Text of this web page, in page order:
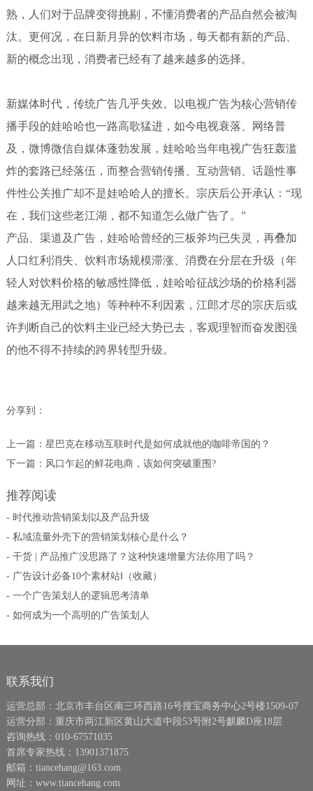
熟，人们对于品牌变得挑剔，不懂消费者的产品自然会被淘
汰。更何况，在日新月异的饮料市场，每天都有新的产品、
新的概念出现，消费者已经有了越来越多的选择。
新媒体时代，传统广告几乎失效。以电视广告为核心营销传
播手段的娃哈哈也一路高歌猛进，如今电视衰落、网络普
及，微博微信自媒体蓬勃发展，娃哈哈当年电视广告狂轰滥
炸的套路已经落伍，而整合营销传播、互动营销、话题性事
件性公关推广却不是娃哈哈人的擅长。宗庆后公开承认：“现
在，我们这些老江湖，都不知道怎么做广告了。”
产品、渠道及广告，娃哈哈曾经的三板斧均已失灵，再叠加
人口红利消失、饮料市场规模滞涨、消费在分层在升级（年
轻人对饮料价格的敏感性降低，娃哈哈征战沙场的价格利器
越来越无用武之地）等种种不利因素，江郎才尽的宗庆后或
许判断自己的饮料主业已经大势已去，客观理智而奋发图强
的他不得不持续的跨界转型升级。
分享到：
上一篇： 星巴克在移动互联时代是如何成就他的咖啡帝国的？
下一篇： 风口乍起的鲜花电商，该如何突破重围?
推荐阅读
- 时代推动营销策划以及产品升级
- 私域流量外壳下的营销策划核心是什么？
- 干货 | 产品推广没思路了？这种快速增量方法你用了吗？
- 广告设计必备10个素材站Ⅰ（收藏）
- 一个广告策划人的逻辑思考清单
- 如何成为一个高明的广告策划人
联系我们
运营总部：北京市丰台区南三环西路16号搜宝商务中心2号楼1509-07
运营分部：重庆市两江新区黄山大道中段53号附2号麒麟D座18层
咨询热线：010-67571035
首席专家热线：13901371875
邮箱：tiancehang@163.com
网址：www.tiancehang.com